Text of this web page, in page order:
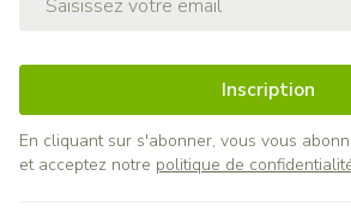
Inscription
En cliquant sur s'abonner, vous vous
et acceptez notre politique de